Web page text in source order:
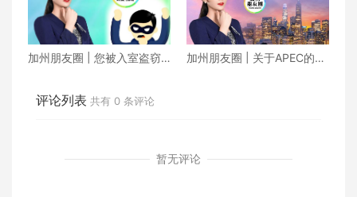
加州朋友圈 | 您被入室盗窃
加州朋友圈 | 关于APEC的五
评论列表 共有 0 条评论
暂无评论